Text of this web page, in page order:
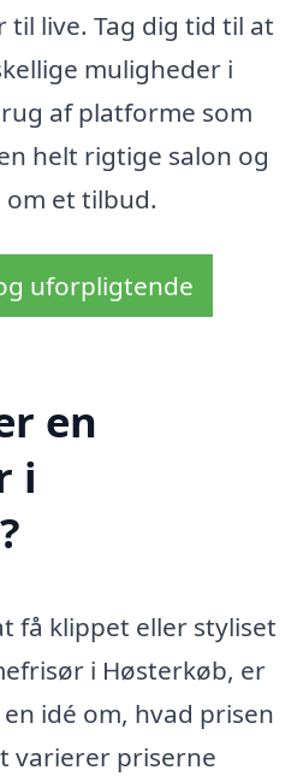
live. Tag dig tid til at
muligheder i
af platforme som
helt rigtige salon og
et tilbud.
uforpligtende
en
i
få klippet eller styliset
i Høsterkøb, er
idé om, hvad prisen
varierer priserne